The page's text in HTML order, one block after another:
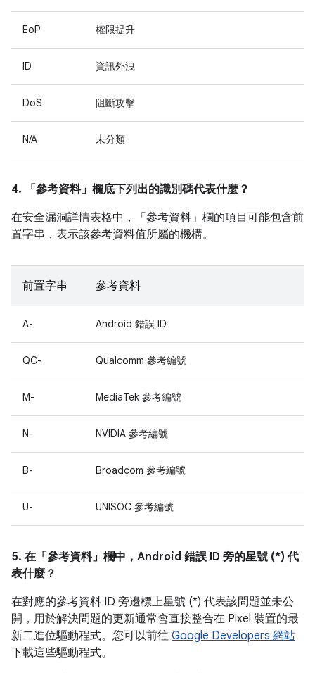
EoP 權限提升
ID 資訊外洩
DoS 阻斷攻擊
N/A 未分類
4. 「參考資料」 欄底下列出的識別碼代表什麼？
在安全漏洞詳情表格中，「參考資料」 欄的項目可能包含前
置字串，表示該參考資料值所屬的機構。
前置字串 參考資料
A- Android 錯誤 ID
QC- Qualcomm 參考編號
M- MediaTek 參考編號
N- NVIDIA 參考編號
B- Broadcom 參考編號
U- UNISOC 參考編號
5. 在「參考資料」 欄中，Android 錯誤 ID 旁的星號 (*) 代
表什麼？
在對應的參考資料 ID 旁邊標上星號 (*) 代表該問題並未公
開，用於解決問題的更新通常會直接整合在 Pixel 裝置的最
新二進位驅動程式。您可以前往 Google Developers 網站
下載這些驅動程式。